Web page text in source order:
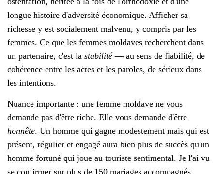
longue histoire d'adversité économique. Afficher sa
richesse y est socialement malvenu, y compris par les
femmes. Ce que les femmes moldaves recherchent dans
un partenaire, c'est la stabilité— au sens de fiabilité, de
cohérence entre les actes et les paroles, de sérieux dans
les intentions.
Nuance importante : une femme moldave ne vous
demande pas d'être riche. Elle vous demande d'être
honnête. Un homme qui gagne modestement mais qui est
présent, régulier et engagé aura bien plus de succès qu'un
homme fortuné qui joue au touriste sentimental. Je l'ai vu
se confirmer sur plus de 150 mariages accompagnés